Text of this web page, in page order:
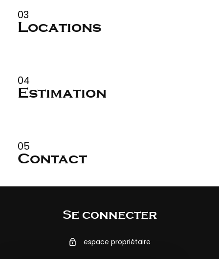
03
Locations
04
Estimation
05
Contact
Se connecter
espace propriétaire